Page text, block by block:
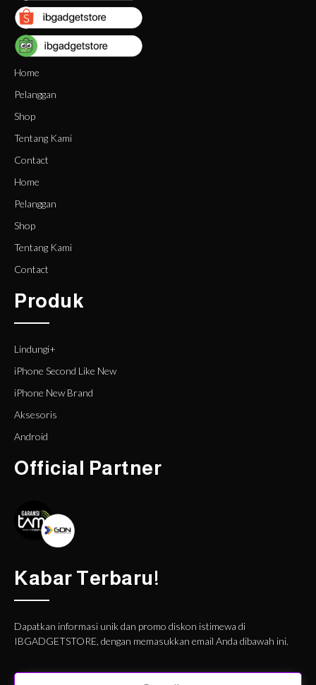
Home
Pelanggan
Shop
Tentang Kami
Contact
Home
Pelanggan
Shop
Tentang Kami
Contact
Produk
Lindungi+
iPhone Second Like New
iPhone New Brand
Aksesoris
Android
Official Partner
Kabar Terbaru!
Dapatkan informasi unik dan promo diskon istimewa di
IBGADGETSTORE, dengan memasukkan email Anda dibawah ini.